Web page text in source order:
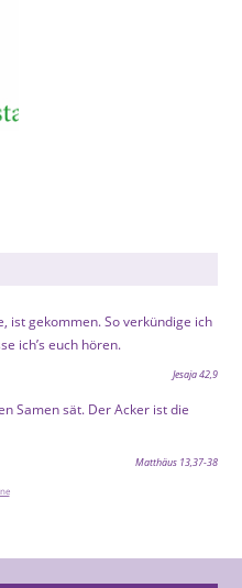
ist gekommen. So verkündige ich
ich’s euch hören.
Jesaja 42,9
Samen sät. Der Acker ist die
Matthäus 13,37-38